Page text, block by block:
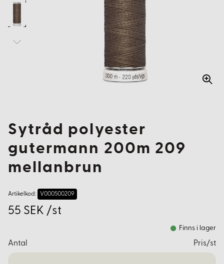
Sytråd polyester
gutermann 200m 209
mellanbrun
Artikelkod: V000500209
55 SEK /st
Finns i lager
Antal Pris/st